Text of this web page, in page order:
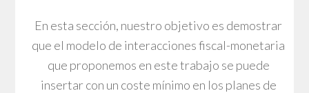
En esta sección, nuestro objetivo es demostrar
que el modelo de interacciones fiscal-monetaria
que proponemos en este trabajo se puede
insertar con un coste mínimo en los planes de